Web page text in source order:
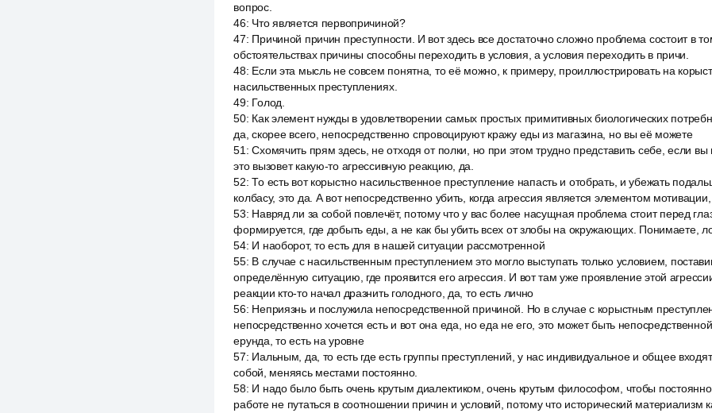
вопрос.
46: Что является первопричиной?
47: Причиной причин преступности. И вот здесь все достаточно сложно проблема состоит в
обстоятельствах причины способны переходить в условия, а условия переходить в причи.
48: Если эта мысль не совсем понятна, то её можно, к примеру, проиллюстрировать на
насильственных преступлениях.
49: Голод.
50: Как элемент нужды в удовлетворении самых простых примитивных биологических
да, скорее всего, непосредственно спровоцируют кражу еды из магазина, но вы её можете
51 :Схомячить прям здесь, не отходя от полки, но при этом трудно представить себе, если вы
это вызовет какую-то агрессивную реакцию, да.
52:То есть вот корыстно насильственное преступление напасть и отобрать, и убежать
колбасу, это да. А вот непосредственно убить, когда агрессия является элементом мотивации,
53: Навряд ли за собой повлечёт, потому что у вас более насущная проблема стоит перед
формируется, где добыть еды, а не как бы убить всех от злобы на окружающих. Понимаете,
54: И наоборот, то есть для в нашей ситуации рассмотренной
55: В случае с насильственным преступлением это могло выступать только условием,
определённую ситуацию, где проявится его агрессия. И вот там уже проявление этой
реакции кто-то начал дразнить голодного, да, то есть лично
56: Неприязнь и послужила непосредственной причиной. Но в случае с корыстным
непосредственно хочется есть и вот она еда, но еда не его, это может быть
ерунда, то есть на уровне
57: Иальным, да, то есть где есть группы преступлений, у нас индивидуальное и общее
собой, меняясь местами постоянно.
58: И надо было быть очень крутым диалектиком, очень крутым философом, чтобы
работе не путаться в соотношении причин и условий, потому что исторический материализм